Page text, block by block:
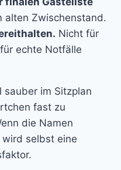
alten Zwischenstand.
Nicht für
echte Notfälle
sauber im Sitzplan
fast zu
die Namen
selbst eine